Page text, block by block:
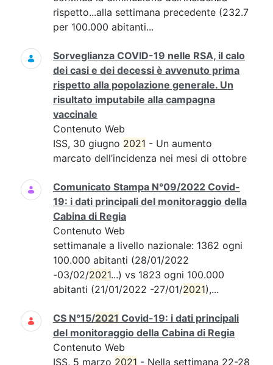
rispetto...alla settimana precedente (232.7
per 100.000 abitanti...
Sorveglianza COVID-19 nelle RSA, il calo
dei casi e dei decessi è avvenuto prima
rispetto alla popolazione generale. Un
risultato imputabile alla campagna
vaccinale
Contenuto Web
ISS, 30 giugno 2021 - Un aumento
marcato dell’incidenza nei mesi di ottobre
Comunicato Stampa N°09/2022 Covid-
19: i dati principali del monitoraggio della
Cabina di Regia
Contenuto Web
settimanale a livello nazionale: 1362 ogni
100.000 abitanti (28/01/2022
-03/02/2021...) vs 1823 ogni 100.000
abitanti (21/01/2022 -27/01/2021),...
CS N°15/2021 Covid-19: i dati principali
del monitoraggio della Cabina di Regia
Contenuto Web
ISS, 5 marzo 2021 - Nella settimana 22-28